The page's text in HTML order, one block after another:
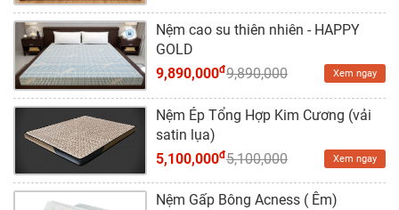
Nệm cao su thiên nhiên - HAPPY
GOLD
9,890,000đ9,890,000 Xem ngay
Nệm Ép Tổng Hợp Kim Cương (vải
satin lụa)
5,100,000đ5,100,000 Xem ngay
Nệm Gấp Bông Acness ( Êm)